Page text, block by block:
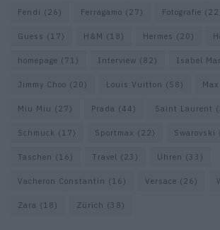
Fendi (26) Ferragamo (27) Fotografie
Guess (17) H&M (18) Hermes (20)
homepage (71) Interview (82) Isabel
Jimmy Choo (20) Louis Vuitton (58)
Miu Miu (27) Prada (44) Saint Laurent
Schmuck (17) Sportmax (22) Swarovski
Taschen (16) Travel (23) Uhren (33)
Vacheron Constantin (16) Versace (26)
Zara (18) Zürich (38)